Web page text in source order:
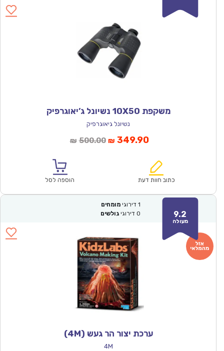
משקפת 10X50 נשיונל ג’יאוגרפיק
נשיונל גיאוגרפיק
₪ 500.00המחיר
₪500.00.
₪ 349.90המחיר
הוא:
כתוב חוות דעת הוספה לסל
9.2
מעולה
1 דירוגי מומחים
0 דירוגי גולשים
ערכת יצור הר געש (4M)
4M